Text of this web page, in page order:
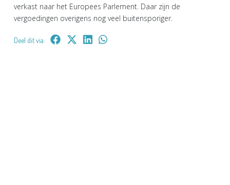
verkast naar het Europees Parlement. Daar zijn de
vergoedingen overigens nog veel buitensporiger.
Deel dit via: